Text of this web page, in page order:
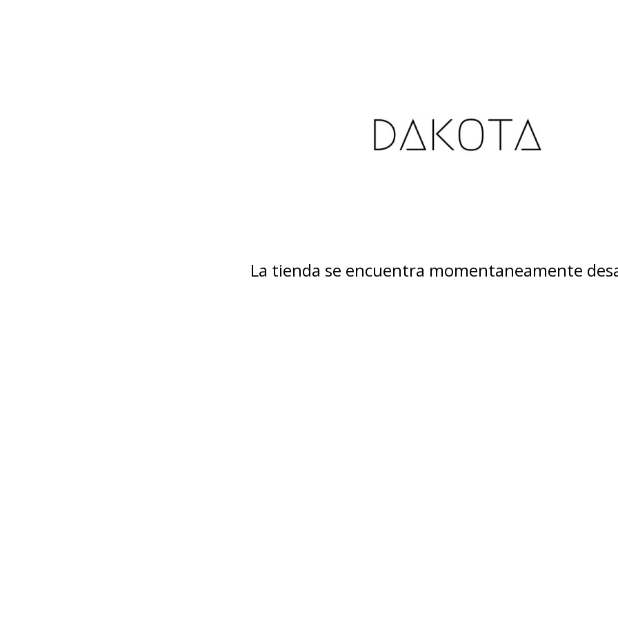
La tienda se encuentra momentaneamente